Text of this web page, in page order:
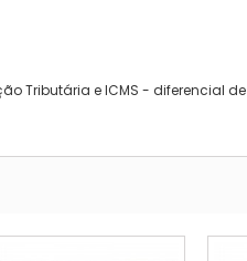
Tributária e ICMS - diferencial de